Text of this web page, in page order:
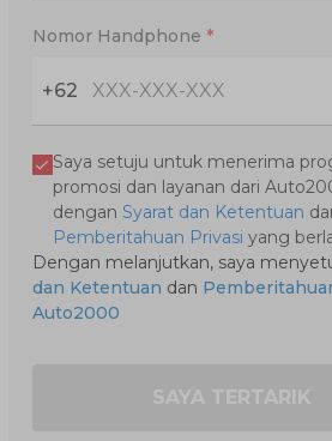
Nomor Handphone *
+62
Saya setuju untuk menerima
promosi dan layanan dari
dengan Syarat dan Ketentuan
Pemberitahuan Privasi yang
Dengan melanjutkan, saya
dan Ketentuan dan
Auto2000